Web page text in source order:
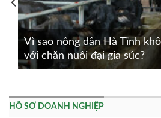
Vì sao nông dân Hà Tĩnh
với chăn nuôi đại gia súc?
HỒ SƠ DOANH NGHIỆP